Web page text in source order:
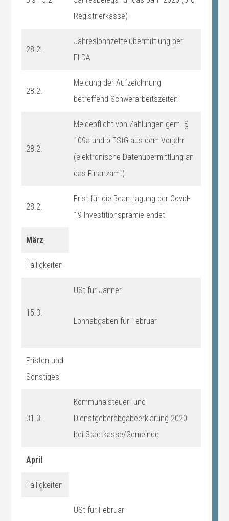
Registrierkasse)
28.2.
Jahreslohnzettelübermittlung per
ELDA
28.2.
Meldung der Aufzeichnung
betreffend Schwerarbeitszeiten
28.2.
Meldepflicht von Zahlungen gem. §
109a und b EStG aus dem Vorjahr
(elektronische Datenübermittlung an
das Finanzamt)
28.2.
Frist für die Beantragung der Covid-
19-Investitionsprämie endet
März
Fälligkeiten
15.3.
USt für Jänner
Lohnabgaben für Februar
Fristen und
Sonstiges
31.3.
Kommunalsteuer- und
Dienstgeberabgabeerklärung 2020
bei Stadtkasse/Gemeinde
April
Fälligkeiten
USt für Februar